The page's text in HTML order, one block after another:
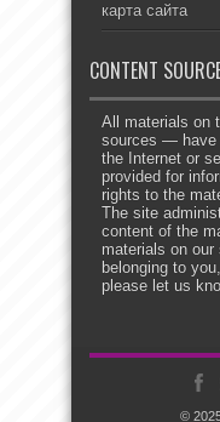
карта сайта
CONTENT
All materials on
sources — have
the Internet or
provided for
rights to the
The site
content of the
materials on
belonging to
please let us
©